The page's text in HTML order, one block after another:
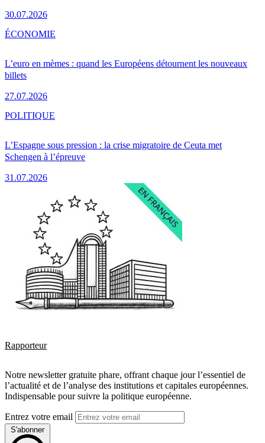
30.07.2026
L’euro en mèmes : quand les Européens détournent les nouveaux
billets
27.07.2026
ÉCONOMIE
L’Espagne sous pression : la crise migratoire de Ceuta met
Schengen à l’épreuve
31.07.2026
POLITIQUE
Rapporteur
Notre newsletter gratuite phare, offrant chaque jour l’essentiel de
l’actualité et de l’analyse des institutions et capitales européennes.
Indispensable pour suivre la politique européenne.
Entrez votre email
S'abonner